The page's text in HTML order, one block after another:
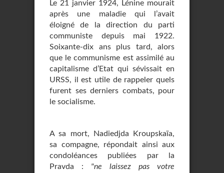
Le 21 janvier 1924, Lénine mourait
après une maladie qui l’avait
éloigné de la direction du parti
communiste depuis mai 1922.
Soixante-dix ans plus tard, alors
que le communisme est assimilé au
capitalisme d’Etat qui sévissait en
URSS, il est utile de rappeler quels
furent ses derniers combats, pour
le socialisme.
A sa mort, Nadiedjda Kroupskaïa,
sa compagne, répondait ainsi aux
condoléances publiées par la
Pravda : "ne laissez pas votre